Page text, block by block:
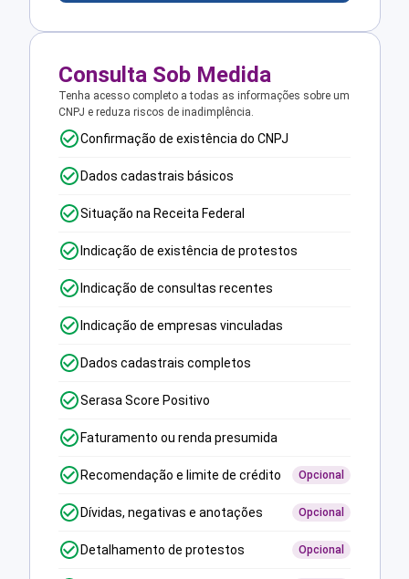
Consulta Sob Medida
Tenha acesso completo a todas as informações sobre um
CNPJ e reduza riscos de inadimplência.
Confirmação de existência do CNPJ
Dados cadastrais básicos
Situação na Receita Federal
Indicação de existência de protestos
Indicação de consultas recentes
Indicação de empresas vinculadas
Dados cadastrais completos
Serasa Score Positivo
Faturamento ou renda presumida
Recomendação e limite de crédito Opcional
Dívidas, negativas e anotações Opcional
Detalhamento de protestos Opcional